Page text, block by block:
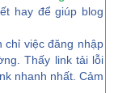
hay để giúp blog
việc đăng nhập
Thấy link tải lỗi
nhanh nhất. Cảm